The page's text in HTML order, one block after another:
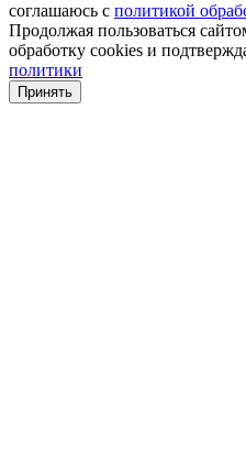
соглашаюсь с политикой
Продолжая пользоваться
обработку cookies и
политики
Принять